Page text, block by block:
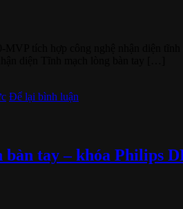
Để lại bình luận
bàn tay – khóa Philips